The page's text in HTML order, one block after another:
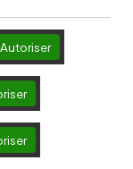
Autoriser